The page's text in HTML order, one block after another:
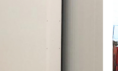
3 296 м
1 148 м